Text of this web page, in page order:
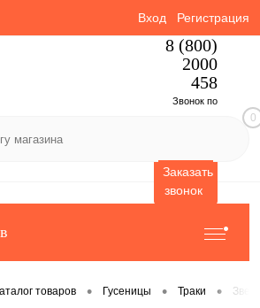
Вход Регистрация
8 (800)
2000
458
Звонок по
Заказать
звонок
0
товаров • Гусеницы • Траки •